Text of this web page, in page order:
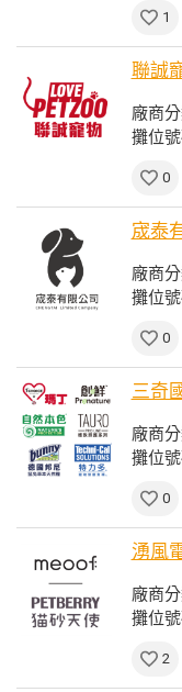
1
聯誠
廠商分
攤位
0
宬泰
廠商分
攤位
0
三奇
廠商分
攤位
0
湧風
廠商分
攤位
2